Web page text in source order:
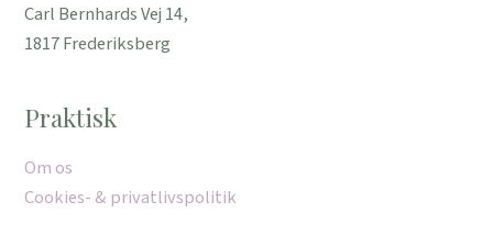
Carl Bernhards Vej 14,
1817 Frederiksberg
Praktisk
Om os
Cookies- & privatlivspolitik